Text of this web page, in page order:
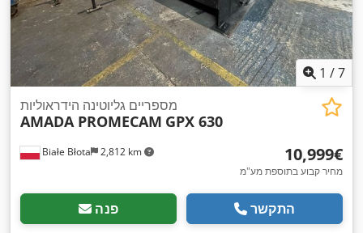
1 /7
Białe Błota 2,812 km
מספריים גליוטינה הידראוליות
AMADA PROMECAM GPX 630
‏10,999 ‏€
מחיר קבוע בתוספת מע"מ
פנה התקשר